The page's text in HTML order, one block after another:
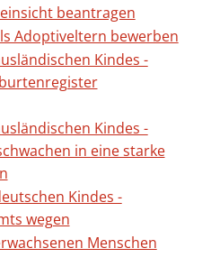
beantragen
Adoptiveltern bewerben
Kindes -
Kindes -
in eine starke
Kindes -
wegen
Menschen